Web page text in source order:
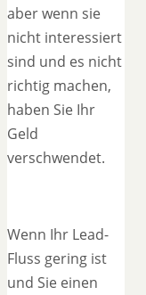
aber wenn sie
nicht interessiert
sind und es nicht
richtig machen,
haben Sie Ihr
Geld
verschwendet.
Wenn Ihr Lead-
Fluss gering ist
und Sie einen